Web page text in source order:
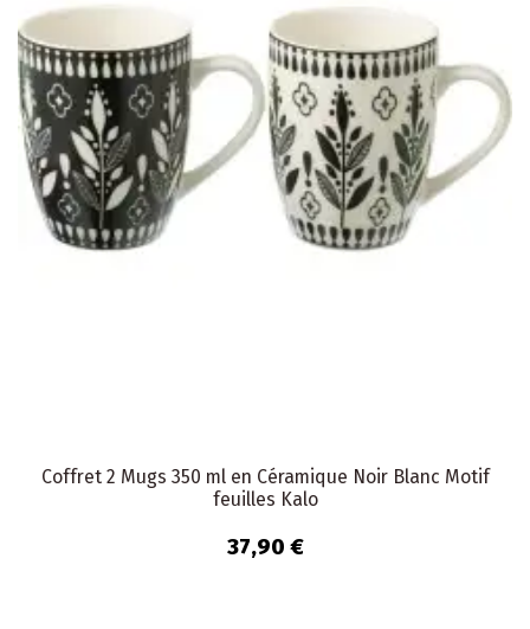
Coffret 2 Mugs 350 ml en Céramique Noir Blanc Motif
feuilles Kalo
37,90 €